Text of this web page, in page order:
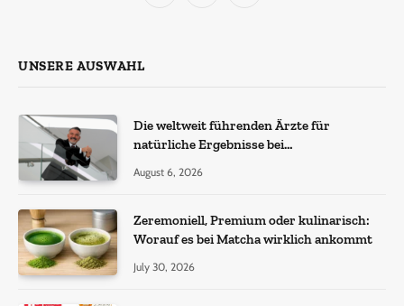
UNSERE AUSWAHL
Die weltweit führenden Ärzte für
natürliche Ergebnisse bei
August 6, 2026
Zeremoniell, Premium oder kulinarisch:
Worauf es bei Matcha wirklich ankommt
July 30, 2026